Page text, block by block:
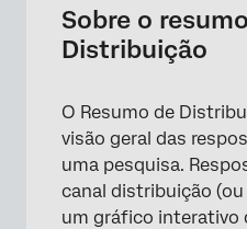
Respostas recentes
Todas as respostas
Tipos de Projetos
Perguntas frequentes
Sobre o
Distribuição
O Resumo de
visão geral das
uma pesquisa.
canal distribuição
um gráfico interativo